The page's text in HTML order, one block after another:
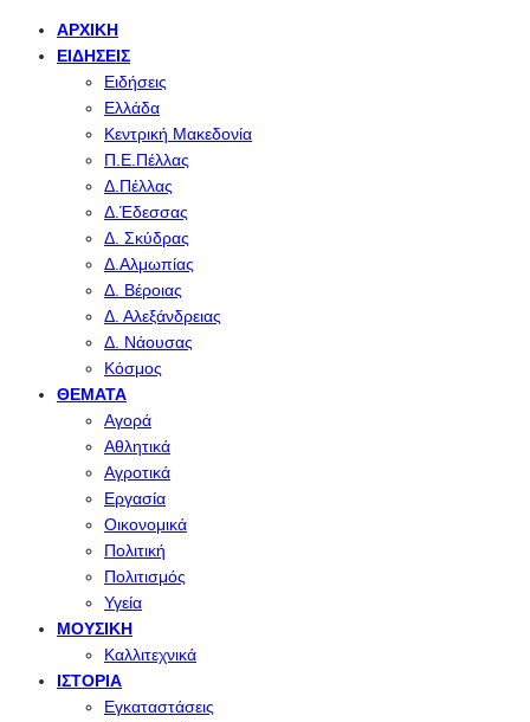
ΑΡΧΙΚΉ
ΕΙΔΉΣΕΙΣ
Ειδήσεις
Ελλάδα
Κεντρική Μακεδονία
Π.Ε.Πέλλας
Δ.Πέλλας
Δ.Έδεσσας
Δ. Σκύδρας
Δ.Αλμωπίας
Δ. Βέροιας
Δ. Αλεξάνδρειας
Δ. Νάουσας
Κόσμος
ΘΈΜΑΤΑ
Αγορά
Αθλητικά
Αγροτικά
Εργασία
Οικονομικά
Πολιτική
Πολιτισμός
Υγεία
ΜΟΥΣΙΚΉ
Καλλιτεχνικά
ΙΣΤΟΡΊΑ
Εγκαταστάσεις